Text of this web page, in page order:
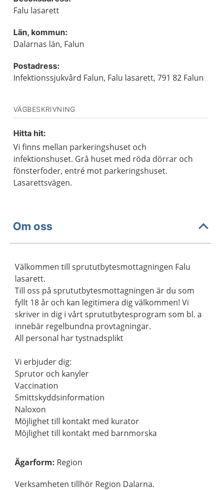
Falu lasarett
Län, kommun:
Dalarnas län, Falun
Postadress:
Infektionssjukvård Falun, Falu lasarett, 791 82 Falun
VÄGBESKRIVNING
Hitta hit:
Vi finns mellan parkeringshuset och
infektionshuset. Grå huset med röda dörrar och
fönsterfoder, entré mot parkeringshuset.
Lasarettsvägen.
Om oss
Välkommen till sprututbytesmottagningen Falu
lasarett.
Till oss på sprututbytesmottagningen är du som
fyllt 18 år och kan legitimera dig välkommen! Vi
skriver in dig i vårt sprututbytesprogram som bl. a
innebär regelbundna provtagningar.
All personal har tystnadsplikt
Vi erbjuder dig:
Sprutor och kanyler
Vaccination
Smittskyddsinformation
Naloxon
Möjlighet till kontakt med kurator
Möjlighet till kontakt med barnmorska
Ägarform: Region
Verksamheten tillhör Region Dalarna.